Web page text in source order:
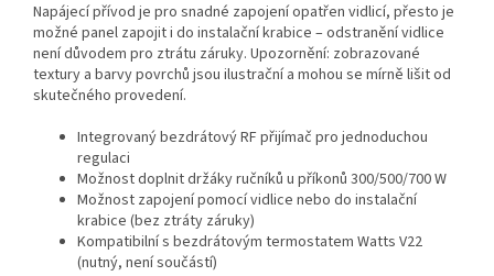
Napájecí přívod je pro snadné zapojení opatřen vidlicí, přesto je
možné panel zapojit i do instalační krabice – odstranění vidlice
není důvodem pro ztrátu záruky. Upozornění: zobrazované
textury a barvy povrchů jsou ilustrační a mohou se mírně lišit od
skutečného provedení.
Integrovaný bezdrátový RF přijímač pro jednoduchou
regulaci
Možnost doplnit držáky ručníků u příkonů 300/500/700 W
Možnost zapojení pomocí vidlice nebo do instalační
krabice (bez ztráty záruky)
Kompatibilní s bezdrátovým termostatem Watts V22
(nutný, není součástí)